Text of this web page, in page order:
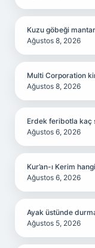
Kuzu göbeği
Ağustos 8, 2026
Multi Corporation
Ağustos 8, 2026
Erdek feribotla kaç
Ağustos 6, 2026
Kur’an-ı Kerim
Ağustos 6, 2026
Ayak üstünde
Ağustos 5, 2026